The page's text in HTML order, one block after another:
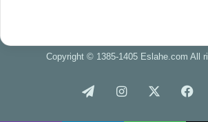
Copyright © 1385-1405 Eslahe.com All
خوراک فیس اینستاگرام